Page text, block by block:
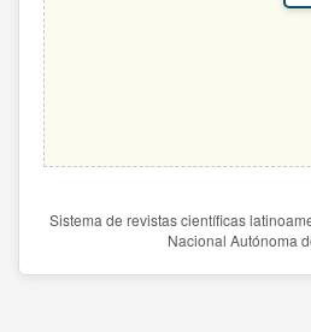
Sistema de revistas científicas
Nacional Autónoma